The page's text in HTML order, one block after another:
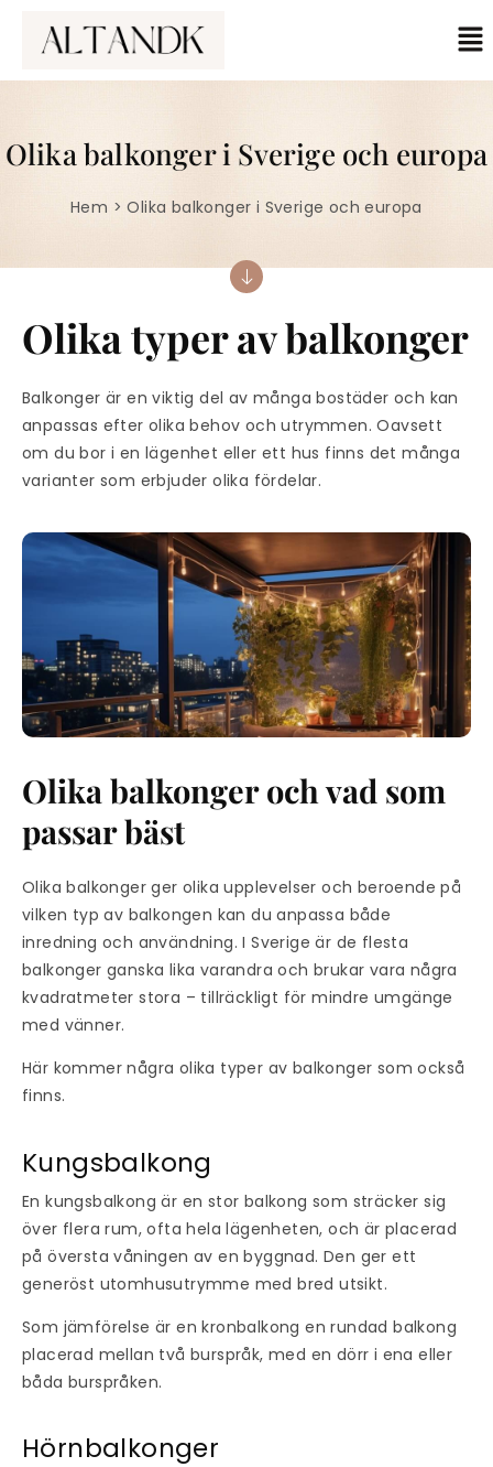
Olika balkonger i Sverige och europa
Hem > Olika balkonger i Sverige och europa
Olika typer av balkonger
Balkonger är en viktig del av många bostäder och kan
anpassas efter olika behov och utrymmen. Oavsett
om du bor i en lägenhet eller ett hus finns det många
varianter som erbjuder olika fördelar.
Olika balkonger och vad som
passar bäst
Olika balkonger ger olika upplevelser och beroende på
vilken typ av balkongen kan du anpassa både
inredning och användning. I Sverige är de flesta
balkonger ganska lika varandra och brukar vara några
kvadratmeter stora – tillräckligt för mindre umgänge
med vänner.
Här kommer några olika typer av balkonger som också
finns.
Kungsbalkong
En kungsbalkong är en stor balkong som sträcker sig
över flera rum, ofta hela lägenheten, och är placerad
på översta våningen av en byggnad. Den ger ett
generöst utomhusutrymme med bred utsikt.
Som jämförelse är en kronbalkong en rundad balkong
placerad mellan två burspråk, med en dörr i ena eller
båda burspråken.
Hörnbalkonger